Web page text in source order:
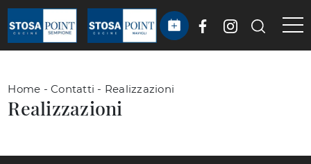
Home - Contatti - Realizzazioni
Realizzazioni